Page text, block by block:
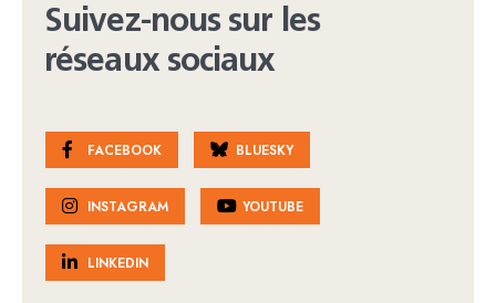
Suivez-nous sur les
réseaux sociaux
FACEBOOK BLUESKY
INSTAGRAM YOUTUBE
LINKEDIN